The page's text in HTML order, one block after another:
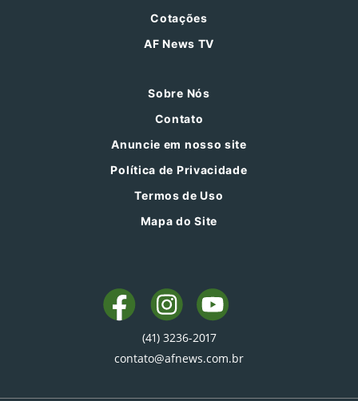
Cotações
AF News TV
Sobre Nós
Contato
Anuncie em nosso site
Política de Privacidade
Termos de Uso
Mapa do Site
(41) 3236-2017
contato@afnews.com.br